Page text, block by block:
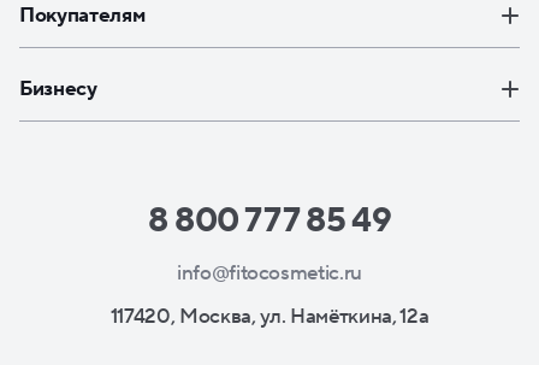
Покупателям
Бизнесу
8 800 777 85 49
info@fitocosmetic.ru
117420, Москва, ул. Намёткина, 12а